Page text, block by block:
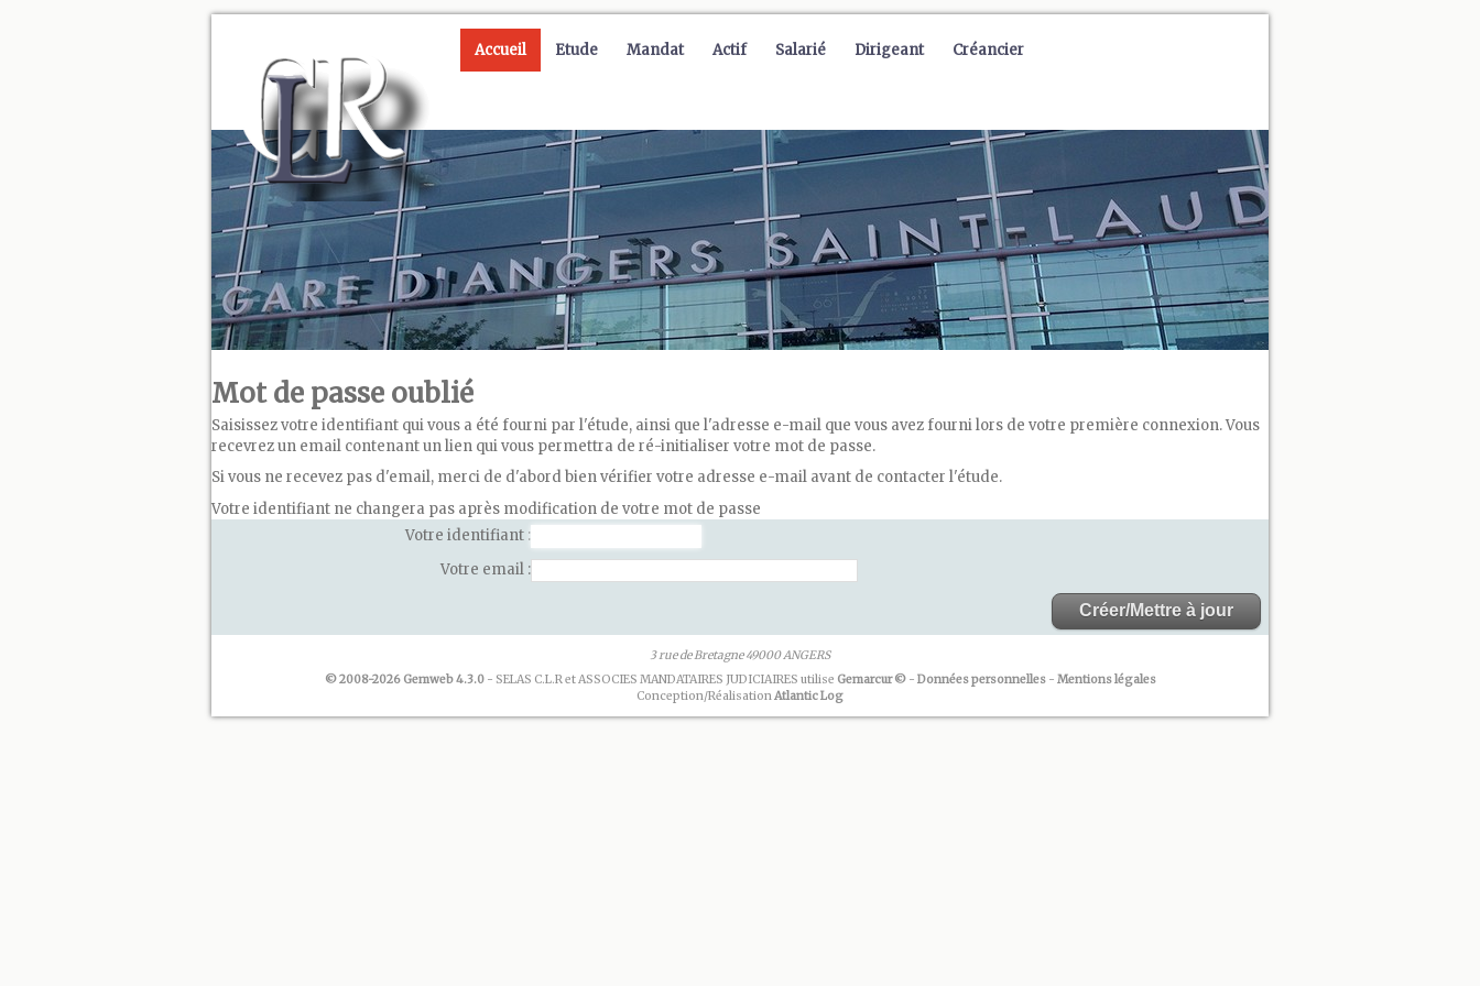
Accueil Etude Mandat Actif Salarié Dirigeant Créancier
Mot de passe oublié
Saisissez votre identifiant qui vous a été fourni par l'étude, ainsi que l'adresse e-mail que vous avez fourni lors de votre première connexion. Vous
recevrez un email contenant un lien qui vous permettra de ré-initialiser votre mot de passe.
Si vous ne recevez pas d'email, merci de d'abord bien vérifier votre adresse e-mail avant de contacter l'étude.
Votre identifiant ne changera pas après modification de votre mot de passe
Votre identifiant
Votre email
3 rue de Bretagne 49000 ANGERS
© 2008-2026 Gemweb 4.3.0- SELAS C.L.R et ASSOCIES MANDATAIRES JUDICIAIRES utilise Gemarcur ©- Données personnelles- Mentions légales
Conception/RéalisationAtlantic Log